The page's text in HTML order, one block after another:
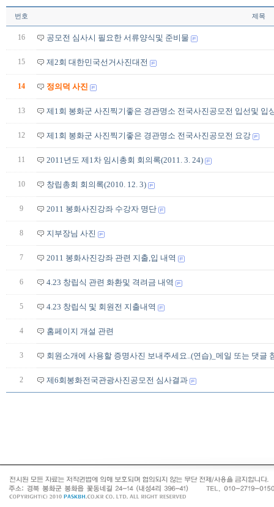
번호 제목
16 공모전 심사시 필요한 서류양식및 준비물
15 제2회 대한민국선거사진대전
14 정의덕 사진
13 제1회 봉화군 사진찍기좋은 경관명소 전국사진공모전 입선및 입
12 제1회 봉화군 사진찍기좋은 경관명소 전국사진공모전 요강
11 2011년도 제1차 임시총회 회의록(2011. 3. 24)
10 창립총회 회의록(2010. 12. 3)
9 2011 봉화사진강좌 수강자 명단
8 지부장님 사진
7 2011 봉화사진강좌 관련 지출,입 내역
6 4.23 창립식 관련 화환및 격려금 내역
5 4.23 창립식 및 회원전 지출내역
4 홈페이지 개설 관련
3 회원소개에 사용할 증명사진 보내주세요..(연습)_메일 또는 댓글
2 제6회봉화전국관광사진공모전 심사결과